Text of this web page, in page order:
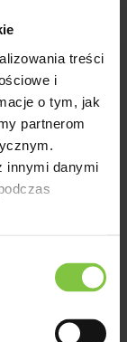
treści
i
o tym, jak
partnerom
innymi danymi